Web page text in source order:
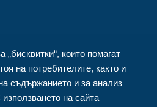
„бисквитки“, които помагат
на потребителите, както и
съдържанието и за анализ
на сайта